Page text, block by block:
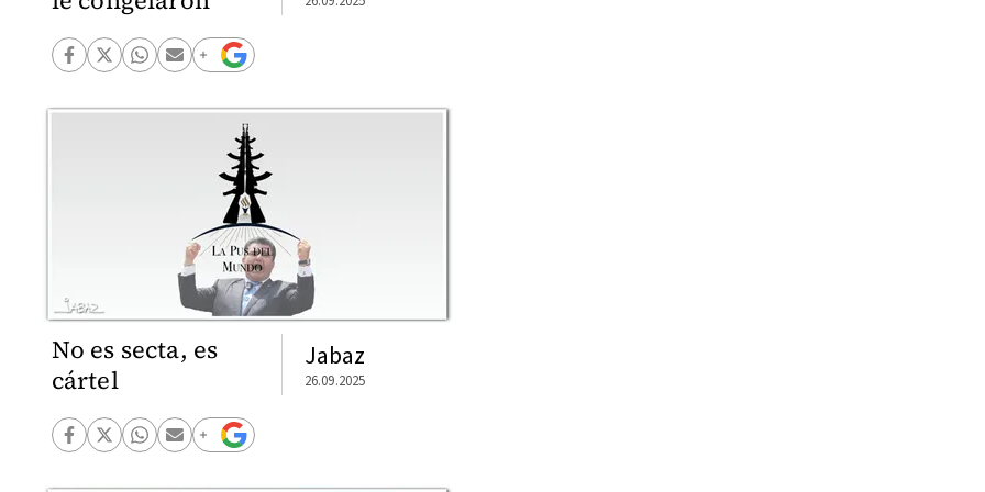
No es secta, es
cártel
Jabaz
26.09.2025